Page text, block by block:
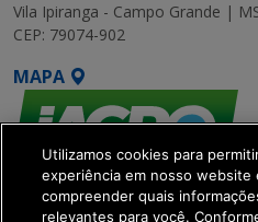
Vila Ipiranga - Campo Grande |
CEP: 79074-902
MAPA
Utilizamos cookies para
experiência em nosso website
compreender quais
relevantes para você.